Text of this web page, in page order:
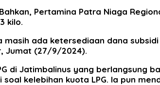
Pertamina Patra Niaga
kilo.
ada ketersediaan dana
Jumat (27/9/2024).
di Jatimbalinus yang berlangsung
kelebihan kuota LPG. Ia pun